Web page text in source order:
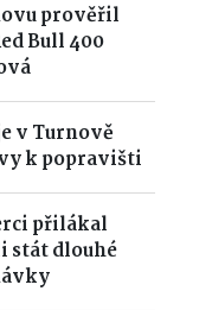
prověřil
Bull 400
v Turnově
k popravišti
přilákal
stát dlouhé